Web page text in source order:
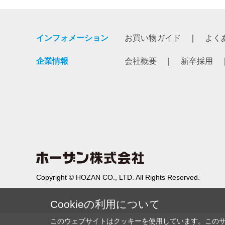
インフォメーション お買い物ガイド よく
企業情報 会社概要 新卒採用
Copyright © HOZAN CO., LTD. All Rights Reserved.
Cookieの利用について
このウェブサイトはクッキーを使用しています。この